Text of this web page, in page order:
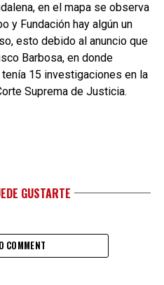
en el mapa se observa
y Fundación hay algún un
esto debido al anuncio que
Barbosa, en donde
15 investigaciones en la
Suprema de Justicia.
GUSTARTE
COMMENT